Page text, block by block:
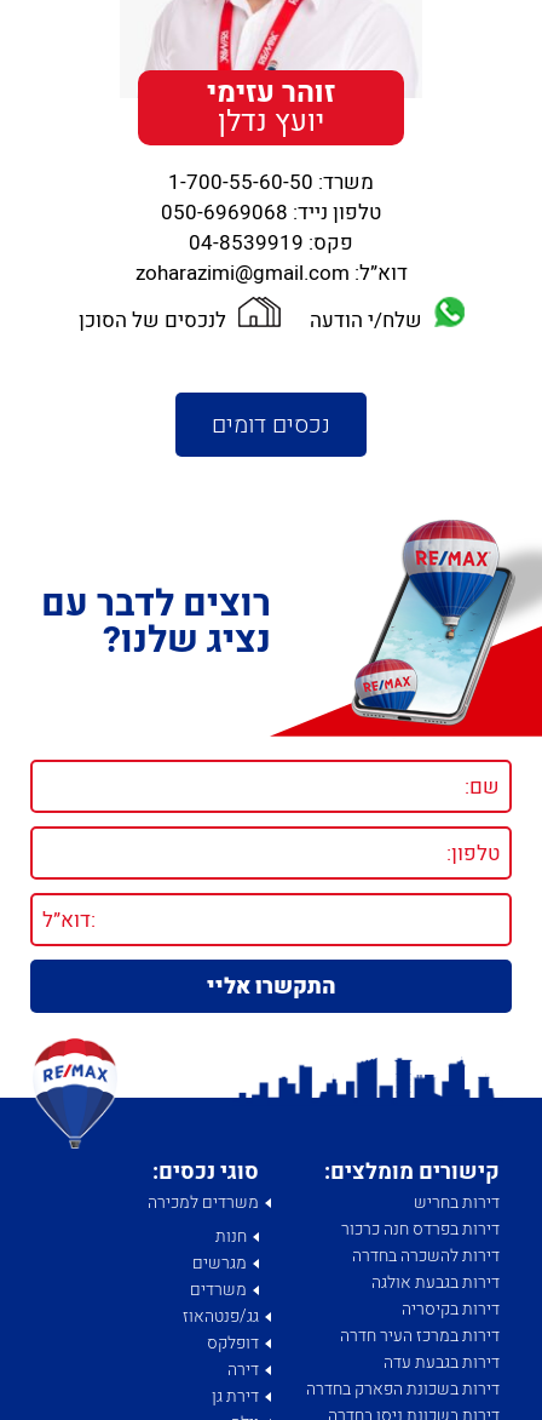
זוהר עזימי
יועץ נדלן
משרד: 1-700-55-60-50
טלפון נייד: 050-6969068
פקס: 04-8539919
דוא”ל: zoharazimi@gmail.com
שלח/י הודעה
לנכסים של הסוכן
נכסים דומים
רוצים לדבר עם
נציג שלנו?
קישורים מומלצים:
דירות בחריש
דירות בפרדס חנה כרכור
דירות להשכרה בחדרה
דירות בגבעת אולגה
דירות בקיסריה
דירות במרכז העיר חדרה
דירות בגבעת עדה
דירות בשכונת הפארק בחדרה
סוגי נכסים:
משרדים למכירה
חנות
מגרשים
משרדים
גג/פנטהאוז
דופלקס
דירה
דירת גן